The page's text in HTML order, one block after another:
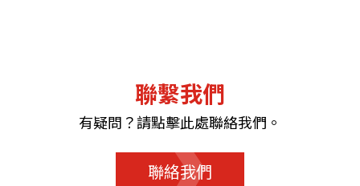
聯繫我們
有疑問？請點擊此處聯絡我們。
聯絡我們